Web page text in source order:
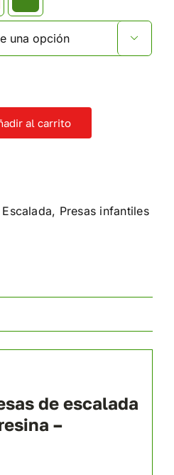

al carrito
, Presas infantiles
de escalada
–